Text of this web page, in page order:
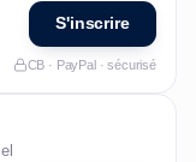
S'inscrire
CB · PayPal · sécurisé